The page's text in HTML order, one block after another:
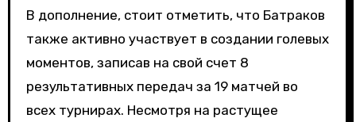
В дополнение, стоит отметить, что Батраков
также активно участвует в создании голевых
моментов, записав на свой счет 8
результативных передач за 19 матчей во
всех турнирах. Несмотря на растущее